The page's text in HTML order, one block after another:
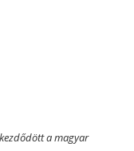
a magyar